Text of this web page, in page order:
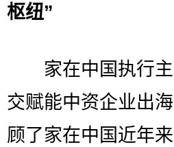
枢纽”
家在中国执行主
交赋能中资企业出
顾了家在中国近年